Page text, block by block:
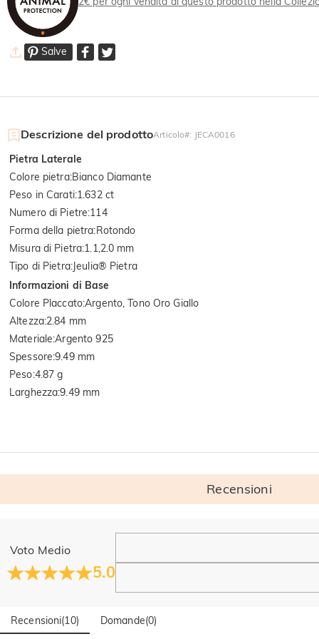
Salve
Descrizione del prodottoArticolo#: JECA0016
Pietra Laterale
Colore pietra:Bianco Diamante
Peso in Carati:1.632 ct
Numero di Pietre:114
Forma della pietra:Rotondo
Misura di Pietra:1.1,2.0 mm
Tipo di Pietra:Jeulia® Pietra
Informazioni di Base
Colore Placcato:Argento, Tono Oro Giallo
Altezza:2.84 mm
Materiale:Argento 925
Spessore:9.49 mm
Peso:4.87 g
Larghezza:9.49 mm
Recensioni
Voto Medio
5.0
Recensioni(10) Domande(0)
Generale
Dove si trova la tua azienda?
La sede principale è a Los Angeles, in California, mentre il
Sì! Attualmente abbiamo un flagship store in Spagna e un
—restate connessi!